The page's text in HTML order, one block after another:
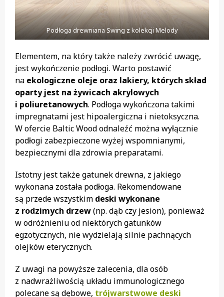
Podłoga drewniana Swing z kolekcji Melody
Elementem, na który także należy zwrócić uwagę,
jest wykończenie podłogi. Warto postawić
na ekologiczne oleje oraz lakiery, których skład
oparty jest na żywicach akrylowych
i poliuretanowych. Podłoga wykończona takimi
impregnatami jest hipoalergiczna i nietoksyczna.
W ofercie Baltic Wood odnaleźć można wyłącznie
podłogi zabezpieczone wyżej wspomnianymi,
bezpiecznymi dla zdrowia preparatami.
Istotny jest także gatunek drewna, z jakiego
wykonana została podłoga. Rekomendowane
są przede wszystkim deski wykonane
z rodzimych drzew(np. dąb czy jesion), ponieważ
w odróżnieniu od niektórych gatunków
egzotycznych, nie wydzielają silnie pachnących
olejków eterycznych.
Z uwagi na powyższe zalecenia, dla osób
z nadwrażliwością układu immunologicznego
polecane są dębowe, trójwarstwowe deski